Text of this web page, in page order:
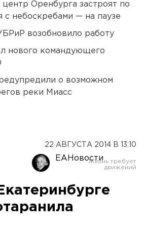
центр Оренбурга застроят по
с небоскребами — на паузе
возобновило работу
нового командующего
о возможном
реки Миасс
22 АВГУСТА 2014 В 13:10
ЕАНовости